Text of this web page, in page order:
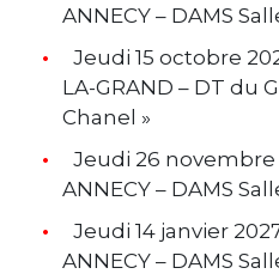
ANNECY – DAMS
Jeudi 15 octobre
LA-GRAND – DT du
Chanel »
Jeudi 26 novembre
ANNECY – DAMS
Jeudi 14 janvier
ANNECY – DAMS